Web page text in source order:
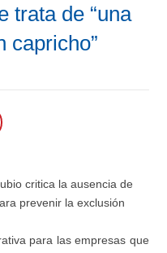
trata de “una
capricho”
critica la ausencia de
prevenir la exclusión
para las empresas que